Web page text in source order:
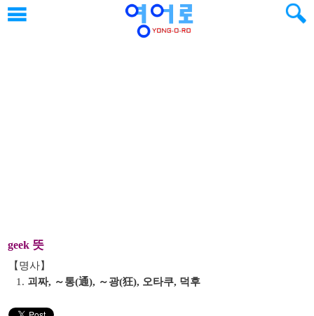
geek 뜻
【명사】
1. 괴짜, ～통(通), ～광(狂), 오타쿠, 덕후